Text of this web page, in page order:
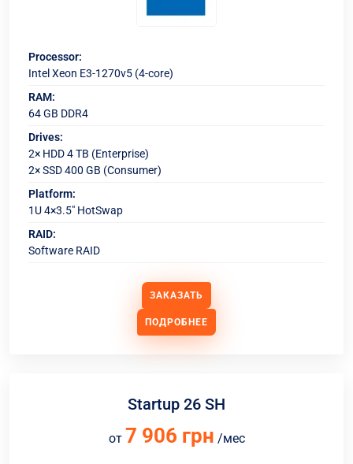
Processor:
Intel Xeon E3-1270v5 (4-core)
RAM:
64 GB DDR4
Drives:
2× HDD 4 TB (Enterprise)
2× SSD 400 GB (Consumer)
Platform:
1U 4×3.5" HotSwap
RAID:
Software RAID
ЗАКАЗАТЬ
ПОДРОБНЕЕ
Startup 26 SH
от 7 906 грн /мес